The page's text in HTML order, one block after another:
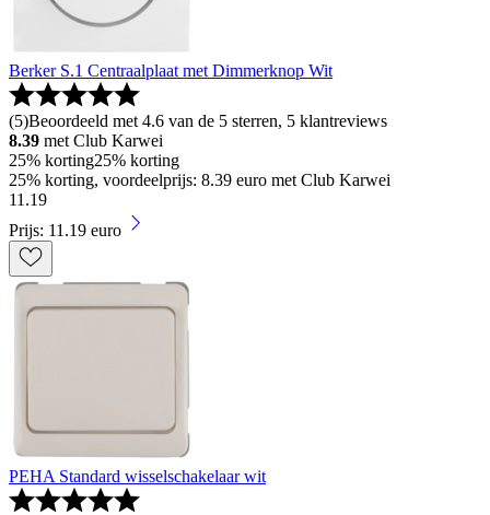
Berker S.1 Centraalplaat met Dimmerknop Wit
(5)Beoordeeld met 4.6 van de 5 sterren, 5 klantreviews
8.39 met Club Karwei
25% korting25% korting
25% korting, voordeelprijs: 8.39 euro met Club Karwei
11 .19
Prijs: 11.19 euro
PEHA Standard wisselschakelaar wit